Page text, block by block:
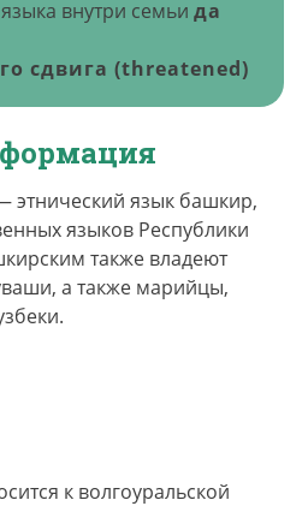
внутри семьи да
сдвига (threatened)
этнический язык башкир,
языков Республики
также владеют
а также марийцы,
переписи 2010 г., 1 584
них из них около 977 тыс.
к волгоуральской